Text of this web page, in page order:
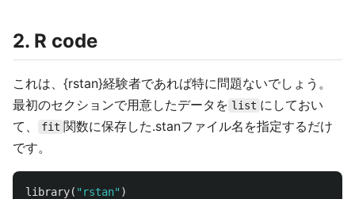
2. R code
これは、{rstan}経験者であれば特に問題ないでしょう。
最初のセクションで用意したデータを list にしておい
て、
fit 関数に保存した.stanファイル名を指定するだけ
です。
library( "rstan" )